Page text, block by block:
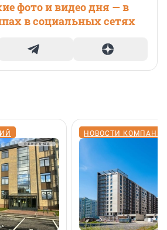
фото и видео дня — в
в социальных сетях
НОВОСТИ